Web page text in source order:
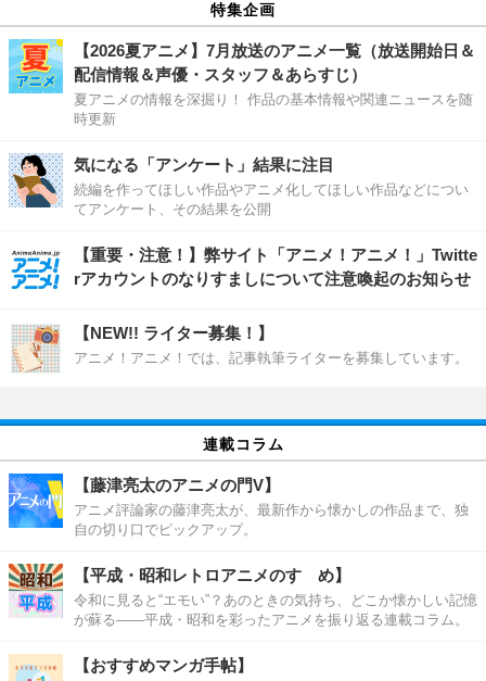
特集企画
【2026夏アニメ】7月放送のアニメ一覧（放送開始日＆
配信情報＆声優・スタッフ＆あらすじ）
夏アニメの情報を深掘り！ 作品の基本情報や関連ニュースを随
時更新
気になる「アンケート」結果に注目
続編を作ってほしい作品やアニメ化してほしい作品などについ
てアンケート、その結果を公開
【重要・注意！】弊サイト「アニメ！アニメ！」Twitte
rアカウントのなりすましについて注意喚起のお知らせ
【NEW!! ライター募集！】
アニメ！アニメ！では、記事執筆ライターを募集しています。
連載コラム
【藤津亮太のアニメの門V】
アニメ評論家の藤津亮太が、最新作から懐かしの作品まで、独
自の切り口でピックアップ。
【平成・昭和レトロアニメのすゝめ】
令和に見ると“エモい”？あのときの気持ち、どこか懐かしい記憶
が蘇る――平成・昭和を彩ったアニメを振り返る連載コラム。
【おすすめマンガ手帖】